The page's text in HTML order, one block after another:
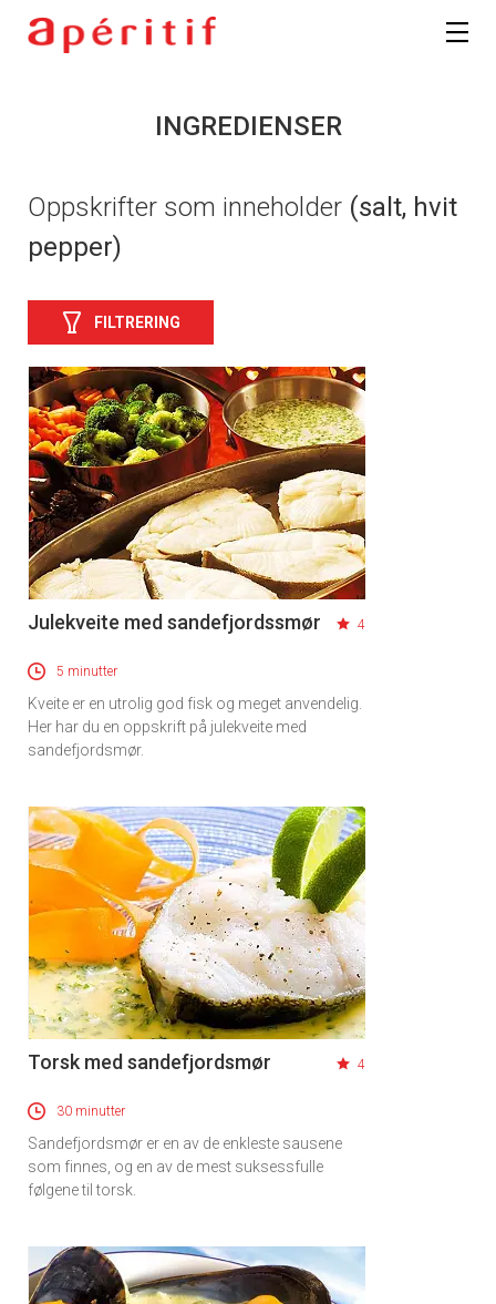
INGREDIENSER
Oppskrifter som inneholder (salt, hvit
pepper)
FILTRERING
Julekveite med sandefjordssmør 4
5 minutter
Kveite er en utrolig god fisk og meget anvendelig.
Her har du en oppskrift på julekveite med
sandefjordsmør.
Torsk med sandefjordsmør 4
30 minutter
Sandefjordsmør er en av de enkleste sausene
som finnes, og en av de mest suksessfulle
følgene til torsk.